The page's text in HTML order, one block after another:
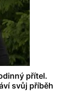
přítel.
svůj příběh